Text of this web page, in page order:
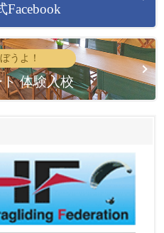
Facebook
うよ！
体験入校